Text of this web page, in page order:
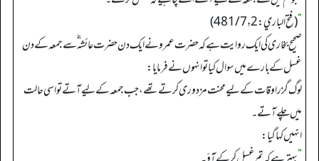
“(فتح الباري: 481/7٫2)
صحیح بخاری کی ایک روایت ہے کہ حضرت عمرو نے ایک دن حضرت عائشہ ؓ سے جمعہ کے دن
غسل کے بارے میں سوال کیا تو انہوں نے فرمایا:
لوگ گزر اوقات کے لیے محنت مزدوری کرتے تھے، جب جمعہ کے لیے آتے تو اسی حالت
میں چلے آتے۔
انہیں کہا گیا: